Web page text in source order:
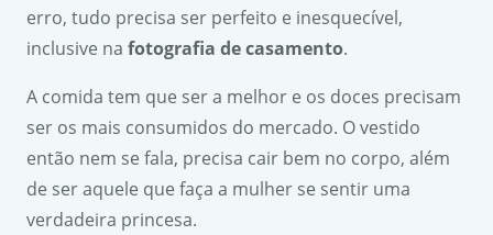
erro, tudo precisa ser perfeito e inesquecível,
inclusive na fotografia de casamento.
A comida tem que ser a melhor e os doces precisam
ser os mais consumidos do mercado. O vestido
então nem se fala, precisa cair bem no corpo, além
de ser aquele que faça a mulher se sentir uma
verdadeira princesa.